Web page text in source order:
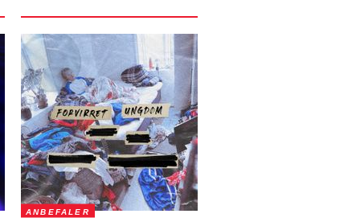
ANBEFALER